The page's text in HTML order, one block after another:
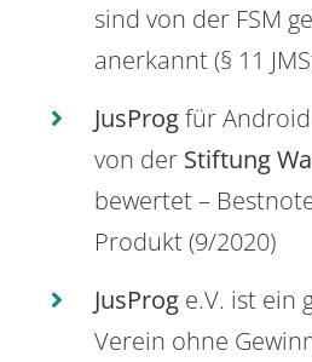
sind von der FSM
anerkannt (§ 11
JusProgfür
von der Stiftung
bewertet –
Produkt (9/2020)
JusProg e.V. ist ein
Verein ohne